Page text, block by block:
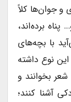
جوان‌ها کلاً
برده‌اند،
با بچه‌های
نوع داشته
بخوانند و
آشنا کنند؛